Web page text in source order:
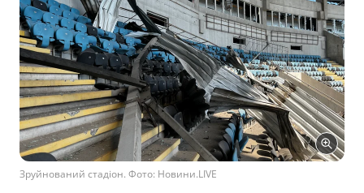
Зруйнований стадіон. Фото: Новини.LIVE